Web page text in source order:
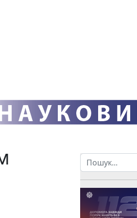
Пошук